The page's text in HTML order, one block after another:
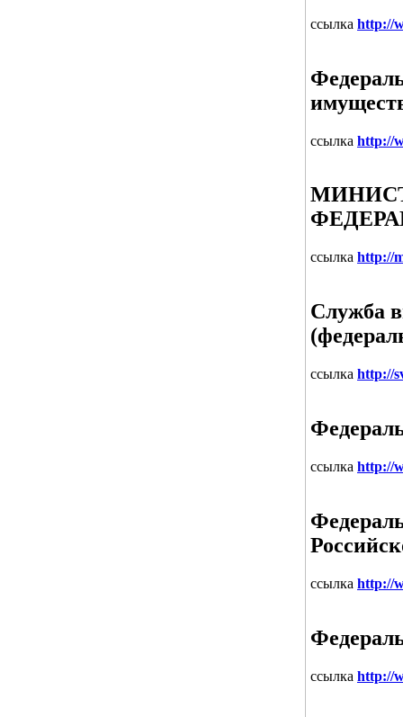
ссылка http://
ссылка http://
ссылка http://
Служба
ссылка http://
ссылка http://
ссылка http://
ссылка http://